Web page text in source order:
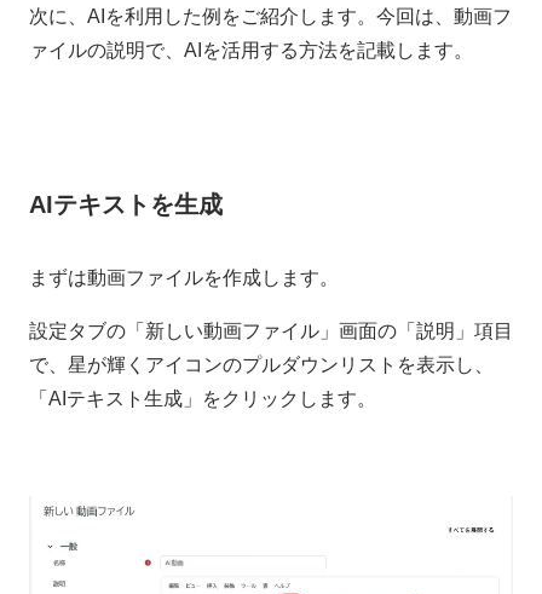
次に、AIを利用した例をご紹介します。今回は、動画フ
ァイルの説明で、AIを活用する方法を記載します。
AIテキストを生成
まずは動画ファイルを作成します。
設定タブの「新しい動画ファイル」画面の「説明」項目
で、星が輝くアイコンのプルダウンリストを表示し、
「AIテキスト生成」をクリックします。